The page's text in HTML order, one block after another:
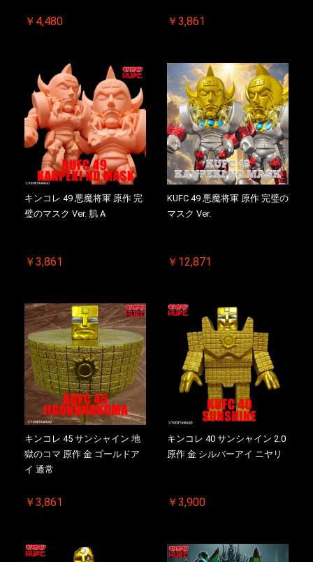
￥4,480 ￥3,861
キンコレ 49 悪魔将軍 原作 完
璧のマスク Ver. 肌 A
￥3,861
KUFC 49 悪魔将軍 原作 完璧の
マスク Ver.
￥12,871
キンコレ 45 サンシャイン 地
獄のコマ 原作 金 ゴールドア
イ 通常
￥3,861
キンコレ 40 サンシャイン 2.0
原作 金 シルバーアイ ニヤリ
￥3,900